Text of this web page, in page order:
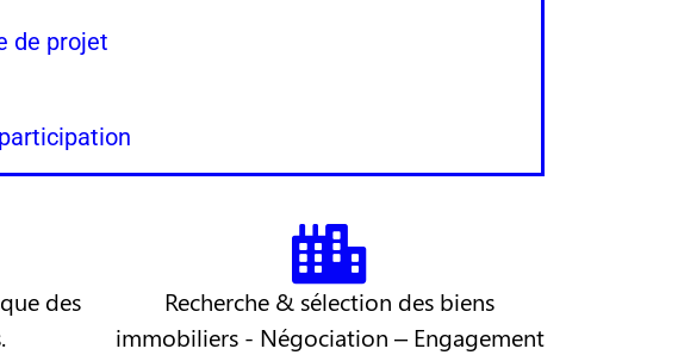
de projet
des
Recherche & sélection des biens
immobiliers - Négociation – Engagement